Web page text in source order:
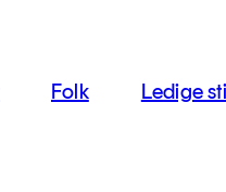
Folk Ledige